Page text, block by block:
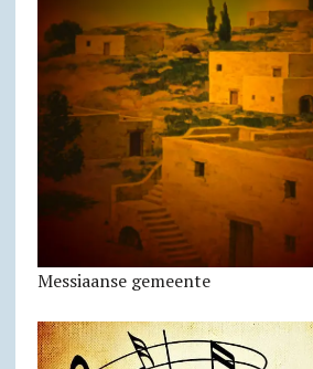
Messiaanse gemeente